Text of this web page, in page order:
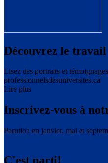
Découvrez le travail
Lisez des portraits et
professionnelsdesuniversites.ca
Lire plus
Inscrivez-vous à
Parution en janvier, mai et
C'est parti!